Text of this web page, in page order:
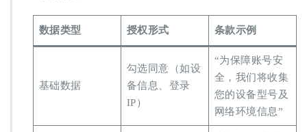
敏
→
司
调
取
令
申
请​
数据类型 授权形式 条款示例
基础数据
勾选同意（如设
备信息、登录
IP）
“为保障账号安
全，我们将收集
您的设备型号及
网络环境信息”